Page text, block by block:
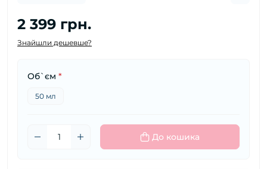
2 399 грн.
Знайшли дешевше?
Об`єм *
50 мл
До кошика